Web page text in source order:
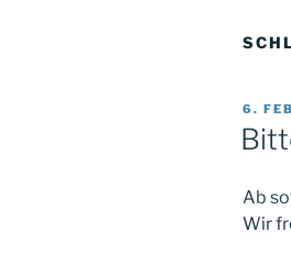
AM
6.
Ab
Wir